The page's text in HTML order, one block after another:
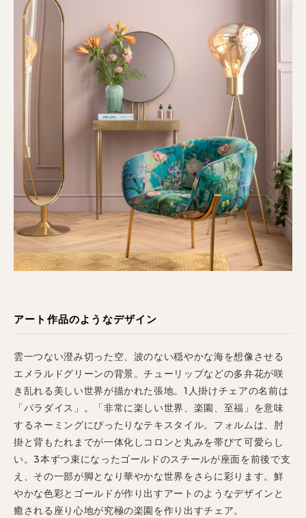
アート作品のようなデザイン
雲一つない澄み切った空、波のない穏やかな海を想像させる
エメラルドグリーンの背景。チューリップなどの多弁花が咲
き乱れる美しい世界が描かれた張地。1人掛けチェアの名前は
「パラダイス」。「非常に楽しい世界、楽園、至福」を意味
するネーミングにぴったりなテキスタイル。フォルムは、肘
掛と背もたれまでが一体化しコロンと丸みを帯びて可愛らし
い。3本ずつ束になったゴールドのスチールが座面を前後で支
え、その一部が脚となり華やかな世界をさらに彩ります。鮮
やかな色彩とゴールドが作り出すアートのようなデザインと
癒される座り心地が究極の楽園を作り出すチェア。